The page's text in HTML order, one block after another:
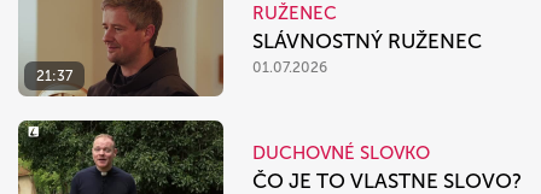
21:37
RUŽENEC
SLÁVNOSTNÝ RUŽENEC
01.07.2026
DUCHOVNÉ SLOVKO
ČO JE TO VLASTNE SLOVO?